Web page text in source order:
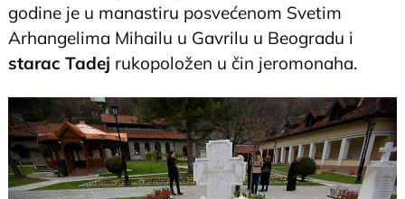
godine je u manastiru posvećenom Svetim
Arhangelima Mihailu u Gavrilu u Beogradu i
starac Tadej rukopoložen u čin jeromonaha.